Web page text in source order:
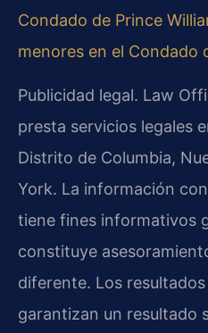
Condado de Prince
menores en el Condado
Publicidad legal. Law
presta servicios legales
Distrito de Columbia,
York. La información
tiene fines informativos
constituye
diferente. Los
garantizan un resultado